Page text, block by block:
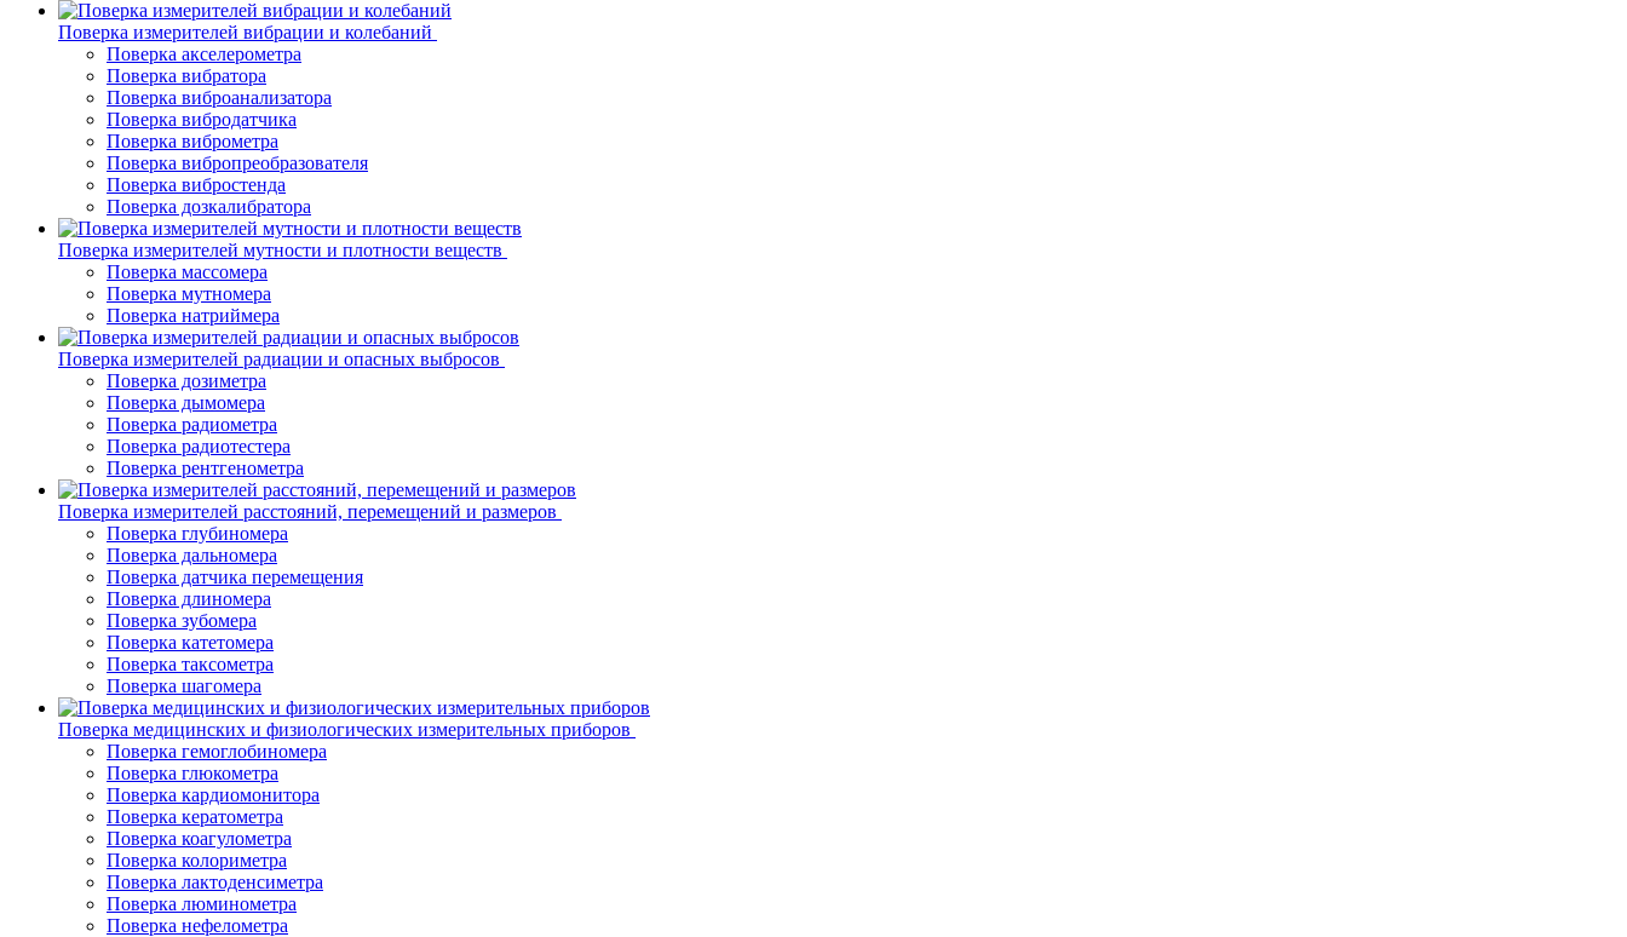
Поверка измерителей вибрации и колебаний
Поверка акселерометра
Поверка вибратора
Поверка виброанализатора
Поверка вибродатчика
Поверка виброметра
Поверка вибропреобразователя
Поверка вибростенда
Поверка дозкалибратора
Поверка измерителей мутности и плотности веществ
Поверка массомера
Поверка мутномера
Поверка натриймера
Поверка измерителей радиации и опасных выбросов
Поверка дозиметра
Поверка дымомера
Поверка радиометра
Поверка радиотестера
Поверка рентгенометра
Поверка измерителей расстояний, перемещений и размеров
Поверка глубиномера
Поверка дальномера
Поверка датчика перемещения
Поверка длиномера
Поверка зубомера
Поверка катетомера
Поверка таксометра
Поверка шагомера
Поверка медицинских и физиологических измерительных приборов
Поверка гемоглобиномера
Поверка глюкометра
Поверка кардиомонитора
Поверка кератометра
Поверка коагулометра
Поверка колориметра
Поверка лактоденсиметра
Поверка люминометра
Поверка нефелометра